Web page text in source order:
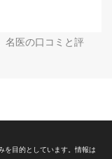
名医の口コミと評
を目的としています。情報は